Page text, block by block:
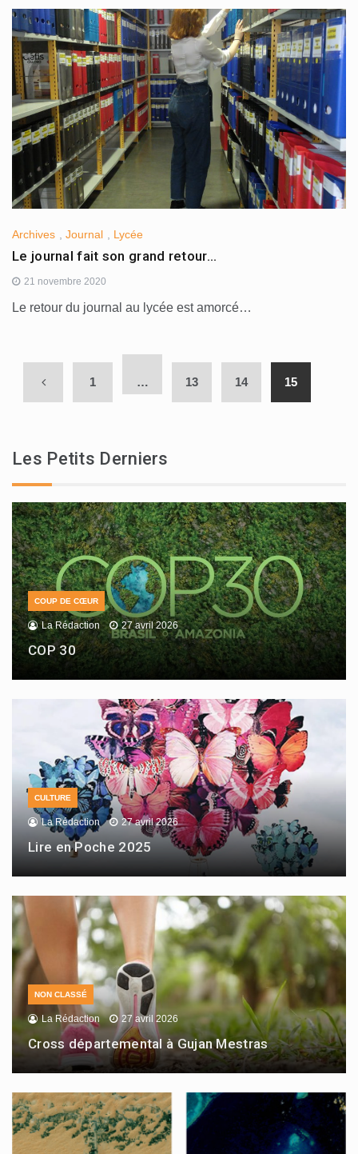
Archives Journal Lycée
Le journal fait son grand retour…
21 novembre 2020
Le retour du journal au lycée est amorcé…
1 … 13 14 15
Les Petits Derniers
COUP DE CŒUR
La Rédaction 27 avril 2026
COP 30
CULTURE
La Rédaction 27 avril 2026
Lire en Poche 2025
NON CLASSÉ
La Rédaction 27 avril 2026
Cross départemental à Gujan Mestras